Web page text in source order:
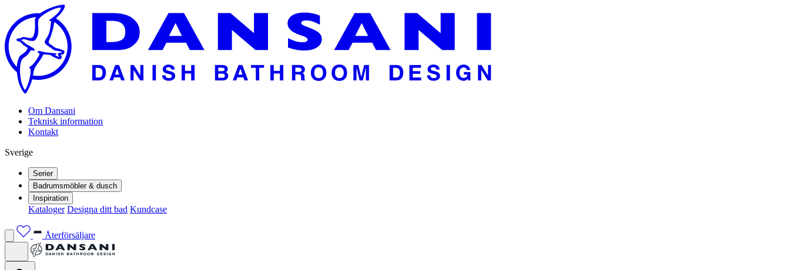
Om Dansani
Teknisk information
Kontakt
Sverige
Serier
Badrumsmöbler & dusch
Inspiration
Kataloger Designa ditt bad Kundcase
Återförsäljare